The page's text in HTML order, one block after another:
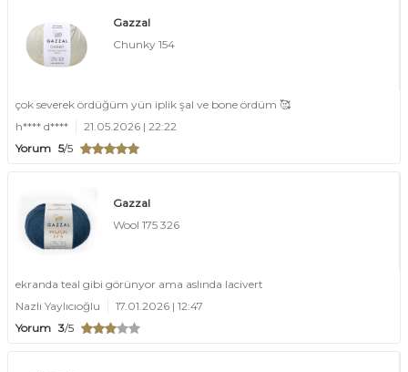
Gazzal
Chunky 154
çok severek ördüğüm yün iplik şal ve bone ördüm 🥰
h**** d****
21.05.2026 | 22:22
Yorum 5/5
Gazzal
Wool 175 326
ekranda teal gibi görünyor ama aslında lacivert
Nazlı Yaylıcıoğlu
17.01.2026 | 12:47
Yorum 3/5